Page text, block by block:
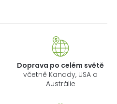
Doprava po celém světě
včetně Kanady, USA a
Austrálie